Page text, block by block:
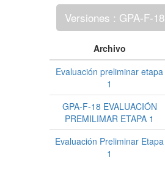
Versiones : GPA-F-18
Archivo
Evaluación preliminar etapa
1
GPA-F-18 EVALUACIÓN
PREMILIMAR ETAPA 1
Evaluación Preliminar Etapa
1